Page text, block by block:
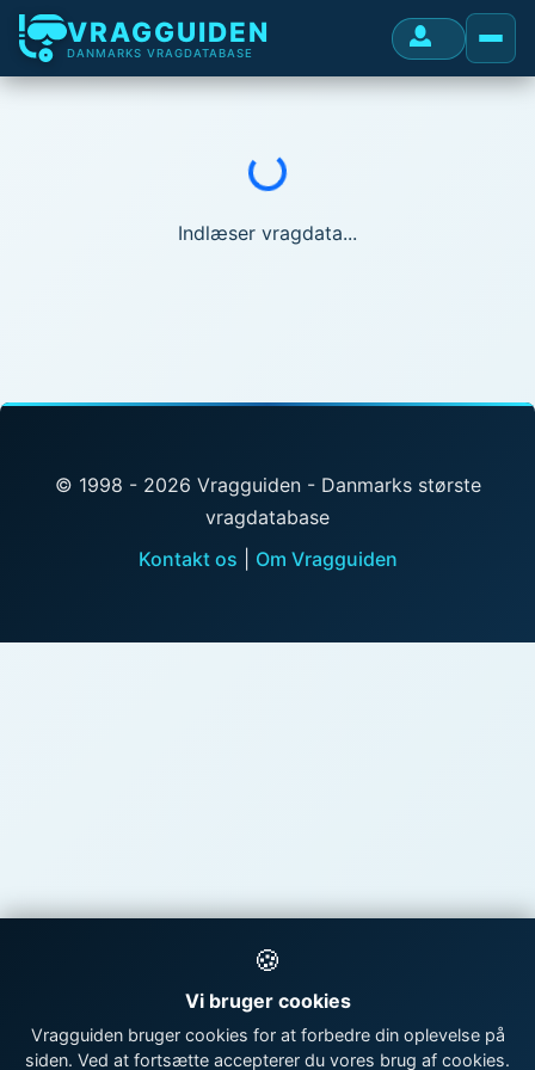
VRAGGUIDEN
DANMARKS VRAGDATABASE
Indlæser...
Indlæser vragdata...
© 1998 - 2026 Vragguiden - Danmarks største
vragdatabase
Kontakt os
Om Vragguiden
🍪
Vi bruger cookies
Vragguiden bruger cookies for at forbedre din oplevelse på
siden. Ved at fortsætte accepterer du vores brug af cookies.